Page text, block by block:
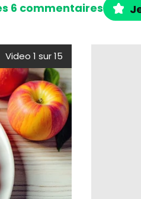
6 commentaires
Video 1 sur 15